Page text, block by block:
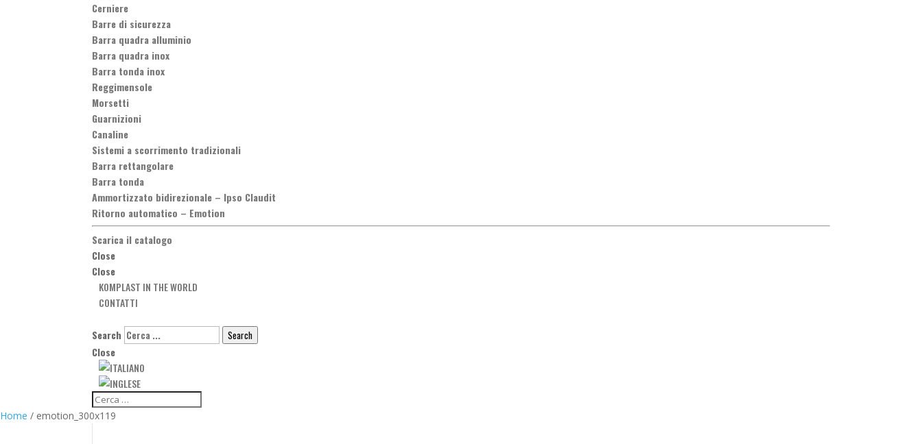
Cerniere
Barre di sicurezza
Barra quadra alluminio
Barra quadra inox
Barra tonda inox
Reggimensole
Morsetti
Guarnizioni
Canaline
Sistemi a scorrimento tradizionali
Barra rettangolare
Barra tonda
Ammortizzato bidirezionale – Ipso Claudit
Ritorno automatico – Emotion
Scarica il catalogo
Close
Close
KOMPLAST IN THE WORLD
CONTATTI
Search Search
Close
Home / emotion_300x119